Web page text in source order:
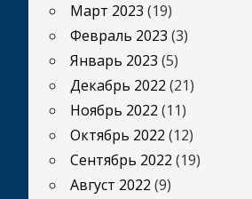
Март 2023 (19)
Февраль 2023 (3)
Январь 2023 (5)
Декабрь 2022 (21)
Ноябрь 2022 (11)
Октябрь 2022 (12)
Сентябрь 2022 (19)
Август 2022 (9)